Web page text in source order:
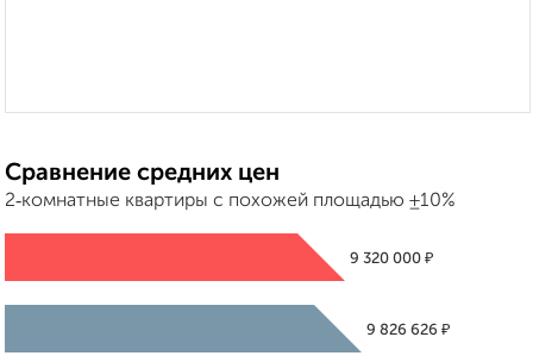
Сравнение средних цен
2‑комнатные квартиры с похожей площадью ±10%
9 320 000₽
9 826 626 ₽